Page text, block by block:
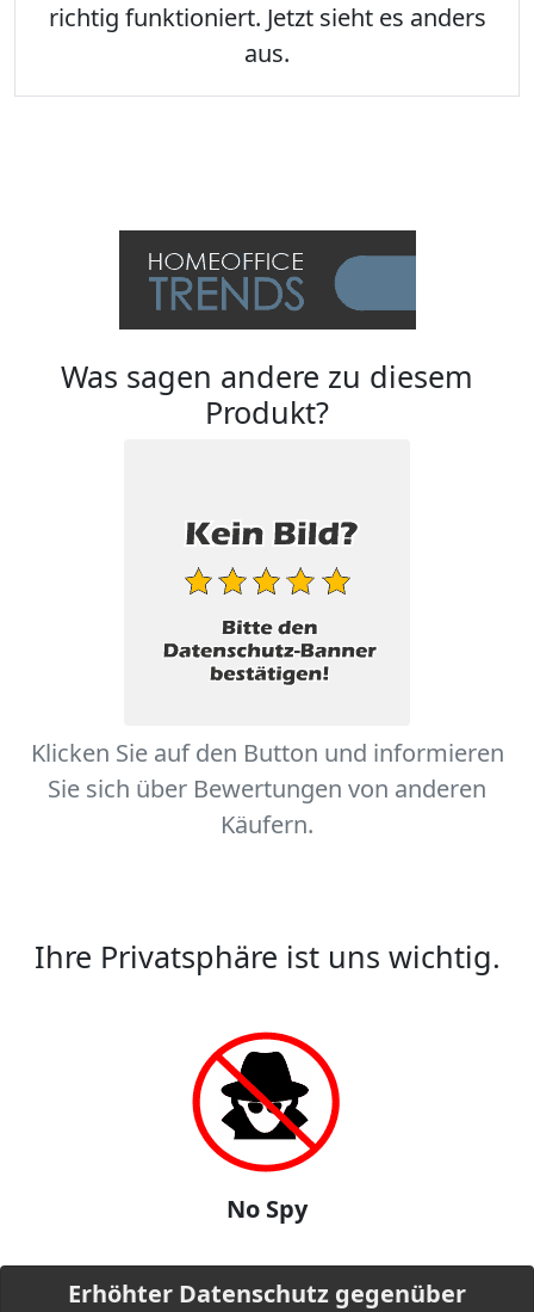
richtig funktioniert. Jetzt sieht es anders
aus.
Was sagen andere zu diesem
Produkt?
Klicken Sie auf den Button und informieren
Sie sich über Bewertungen von anderen
Käufern.
Ihre Privatsphäre ist uns wichtig.
No Spy
Erhöhter Datenschutz gegenüber